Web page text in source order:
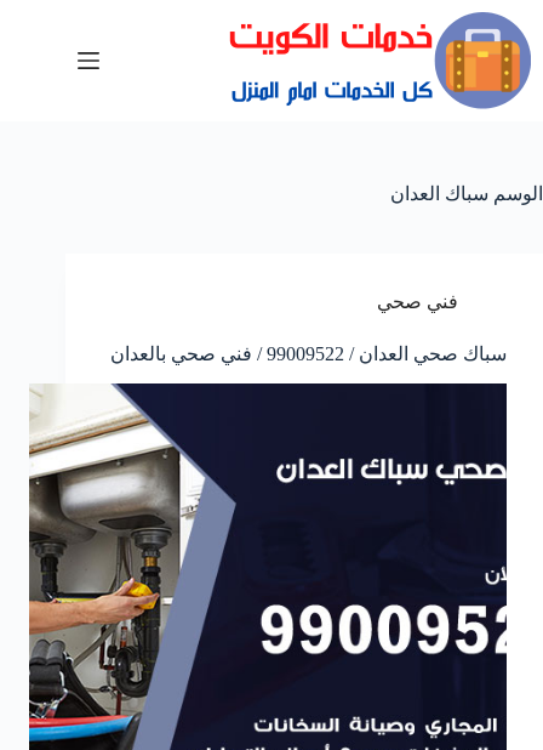
الوسم سباك العدان
فني صحي
سباك صحي العدان / 99009522 / فني صحي بالعدان